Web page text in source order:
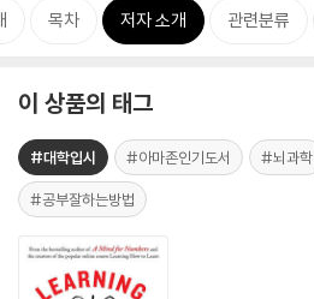
목차 저자 소개 관련분류
이 상품의 태그
#대학입시 #아마존인기도서 #뇌과학
#공부잘하는방법